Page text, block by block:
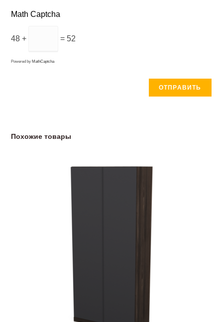
Math Captcha
48 + = 52
Powered by MathCaptcha
Похожие товары